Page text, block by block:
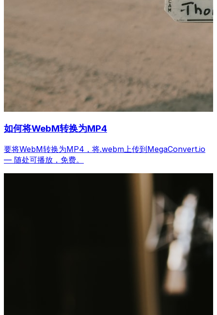
如何将WebM转换为MP4
要将WebM转换为MP4，将.webm上传到MegaConvert.io
— 随处可播放，免费。